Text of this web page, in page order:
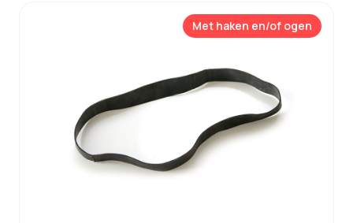
Met haken en/of ogen